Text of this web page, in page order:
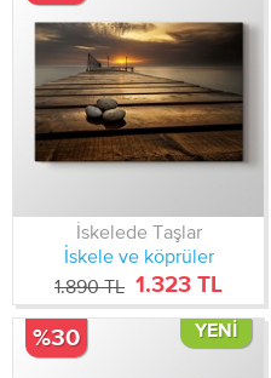
İskelede Taşlar
İskele ve köprüler
1.890 TL 1.323 TL
YENI
%30